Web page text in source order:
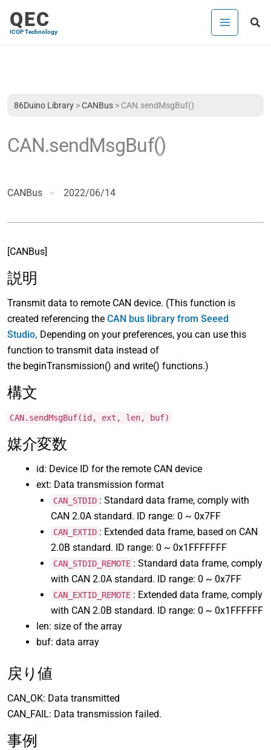
QEC
ICOP Technology
検
86Duino Library >CANBus > CAN.sendMsgBuf()
CAN.sendMsgBuf()
CANBus 2022/06/14
[CANBus]
説明
Transmit data to remote CAN device. (This function is
created referencing the CAN bus library from Seeed
Studio, Depending on your preferences, you can use this
function to transmit data instead of
the beginTransmission() and write() functions.)
構文
CAN.sendMsgBuf(id, ext, len, buf)
媒介変数
id: Device ID for the remote CAN device
ext: Data transmission format
CAN_STDID : Standard data frame, comply with
CAN 2.0A standard. ID range: 0 ~ 0x7FF
CAN_EXTID : Extended data frame, based on CAN
2.0B standard. ID range: 0 ~ 0x1FFFFFFF
CAN_STDID_REMOTE : Standard data frame, comply
with CAN 2.0A standard. ID range: 0 ~ 0x7FF
CAN_EXTID_REMOTE : Extended data frame, comply
with CAN 2.0B standard. ID range: 0 ~ 0x1FFFFFF
len: size of the array
buf: data array
戻り値
CAN_OK: Data transmitted
CAN_FAIL: Data transmission failed.
事例